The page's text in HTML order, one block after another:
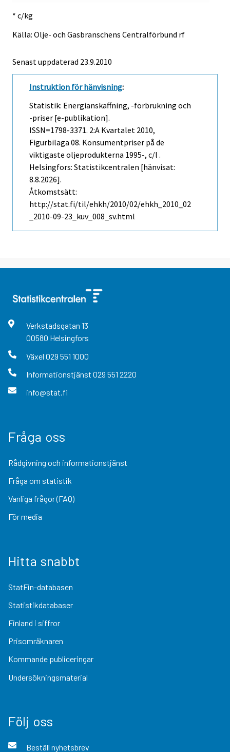
* c/kg
Källa: Olje- och Gasbranschens Centralförbund rf
Senast uppdaterad 23.9.2010
Instruktion för hänvisning:
Statistik: Energianskaffning, -förbrukning och
-priser [e-publikation].
ISSN=1798-3371. 2:a Kvartalet 2010,
Figurbilaga 08. Konsumentpriser på de
viktigaste oljeprodukterna 1995-, c/l .
Helsingfors: Statistikcentralen [hänvisat:
8.8.2026].
Åtkomstsätt:
http://stat.fi/til/ehkh/2010/02/ehkh_2010_02
_2010-09-23_kuv_008_sv.html
Verkstadsgatan 13
00580 Helsingfors
Växel 029 551 1000
Informationstjänst 029 551 2220
info@stat.fi
Fråga oss
Rådgivning och informationstjänst
Fråga om statistik
Vanliga frågor (FAQ)
För media
Hitta snabbt
StatFin-databasen
Statistikdatabaser
Finland i siffror
Prisomräknaren
Kommande publiceringar
Undersökningsmaterial
Följ oss
Beställ nyhetsbrev